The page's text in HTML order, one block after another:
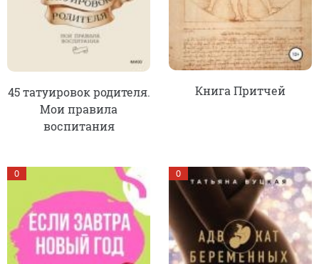
45 татуировок родителя.
Мои правила
воспитания
Книга Притчей
0 0